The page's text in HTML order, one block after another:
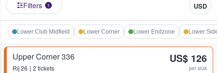
Filters 1 USD
Lower Club Midfield Lower Corner Lower Endzone Lower
Upper Corner 336
Rij26 2 tickets
US$ 126
per stuk